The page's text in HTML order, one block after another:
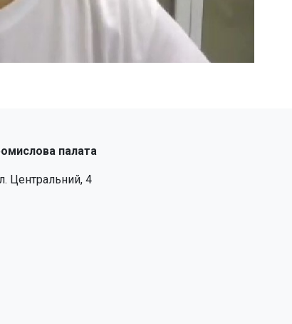
палата
Центральний, 4